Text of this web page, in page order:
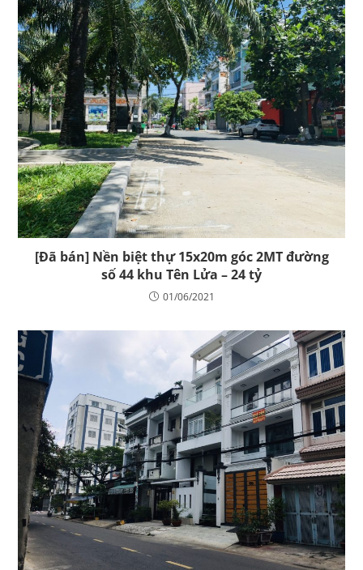
[Đã bán] Nền biệt thự 15x20m góc 2MT đường
số 44 khu Tên Lửa – 24 tỷ
01/06/2021